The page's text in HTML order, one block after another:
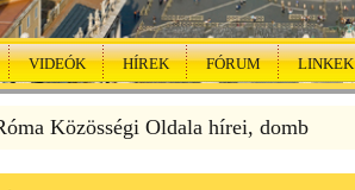
VIDEÓK HÍREK FÓRUM LINKEK
Közösségi Oldala hírei, domb